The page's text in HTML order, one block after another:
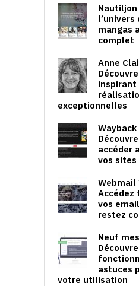
Nautiljon
l’univers
mangas
complet
Anne
inspirant
exceptionnelles
accéder
vos sites
Webmail
Accédez
vos
restez
Neuf
astuces
votre utilisation